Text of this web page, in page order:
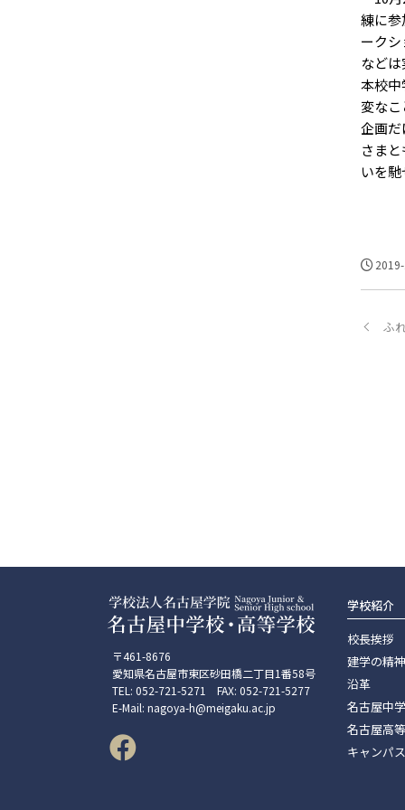
練に
ーク
など
本校
変な
企画
さま
いを
ふ
〒461-8676
愛知県名古屋市東区砂田橋二丁目1番58号
TEL: 052-721-5271 FAX: 052-721-5277
E-Mail: nagoya-h@meigaku.ac.jp
学校紹介
校長挨拶
建学の精神
沿革
名古屋中
名古屋高
キャンパ